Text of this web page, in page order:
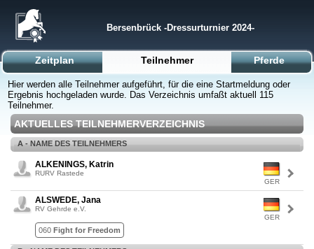
Bersenbrück -Dressurturnier 2024-
Zeitplan Teilnehmer Pferde
Hier werden alle Teilnehmer aufgeführt, für die eine Startmeldung oder
Ergebnis hochgeladen wurde. Das Verzeichnis umfaßt aktuell 115
Teilnehmer.
AKTUELLES TEILNEHMERVERZEICHNIS
A - NAME DES TEILNEHMERS
GER
ALKENINGS, Katrin
RURV Rastede
GER
ALSWEDE, Jana
RV Gehrde e.V.
060 Fight for Freedom